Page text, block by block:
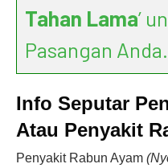
Tahan Lama’
Pasangan Anda.
Info Seputar
Atau Penyakit
Penyakit Rabun Ayam